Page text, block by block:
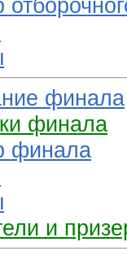
финала
финала
финала
и